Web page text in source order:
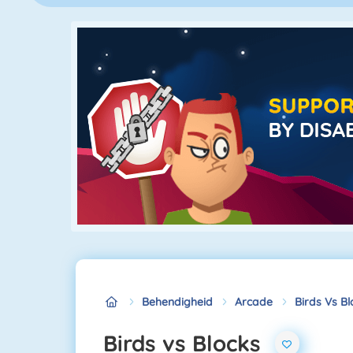
Behendigheid Arcade Birds Vs
Birds vs Blocks